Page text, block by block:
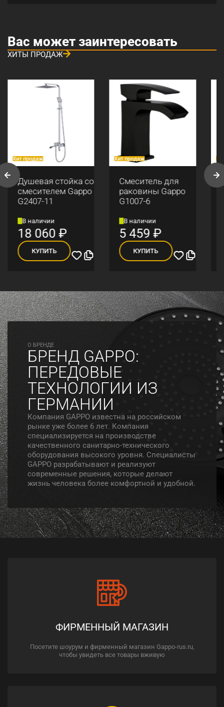
Вас может заинтересовать
ХИТЫ ПРОДАЖ
Хит продаж
Душевая стойка со
смесителем Gappo
G2407-11
В наличии
18 060₽
КУПИТЬ
Хит продаж
Смеситель для
раковины Gappo
G1007-6
В наличии
5 459₽
КУПИТЬ
O БРЕНДЕ
БРЕНД GAPPO:
ПЕРЕДОВЫЕ
ТЕХНОЛОГИИ ИЗ
ГЕРМАНИИ
Компания GAPPO известна на российском
рынке уже более 6 лет. Компания
специализируется на производстве
качественного санитарно-технического
оборудования высокого уровня. Специалисты
GAPPO разрабатывают и реализуют
современные решения, которые делают
жизнь человека более комфортной и удобной.
ФИРМЕННЫЙ МАГАЗИН
Посетите шоурум и фирменный магазин Gappo-rus.ru,
чтобы увидеть все товары вживую